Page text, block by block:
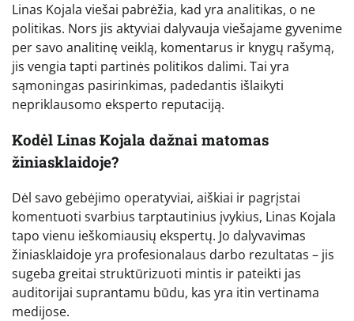
Linas Kojala viešai pabrėžia, kad yra analitikas, o ne
politikas. Nors jis aktyviai dalyvauja viešajame gyvenime
per savo analitinę veiklą, komentarus ir knygų rašymą,
jis vengia tapti partinės politikos dalimi. Tai yra
sąmoningas pasirinkimas, padedantis išlaikyti
nepriklausomo eksperto reputaciją.
Kodėl Linas Kojala dažnai matomas
žiniasklaidoje?
Dėl savo gebėjimo operatyviai, aiškiai ir pagrįstai
komentuoti svarbius tarptautinius įvykius, Linas Kojala
tapo vienu ieškomiausių ekspertų. Jo dalyvavimas
žiniasklaidoje yra profesionalaus darbo rezultatas – jis
sugeba greitai struktūrizuoti mintis ir pateikti jas
auditorijai suprantamu būdu, kas yra itin vertinama
medijose.